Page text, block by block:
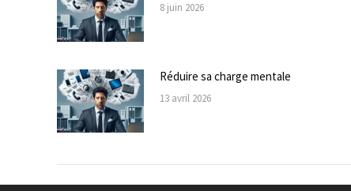
8 juin 2026
Réduire sa charge mentale
13 avril 2026